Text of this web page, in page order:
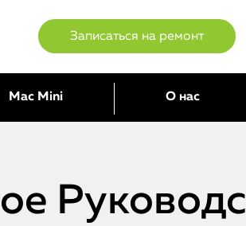
Записаться на ремонт
Mac Mini О нас